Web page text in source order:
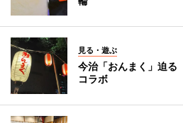
見る・遊ぶ
今治「おんまく」迫
コラボ